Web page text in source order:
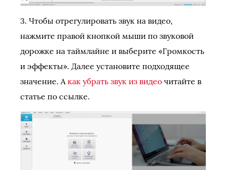
3. Чтобы отрегулировать звук на видео,
нажмите правой кнопкой мыши по звуковой
дорожке на таймлайне и выберите «Громкость
и эффекты». Далее установите подходящее
значение. А как убрать звук из видео читайте в
статье по ссылке.